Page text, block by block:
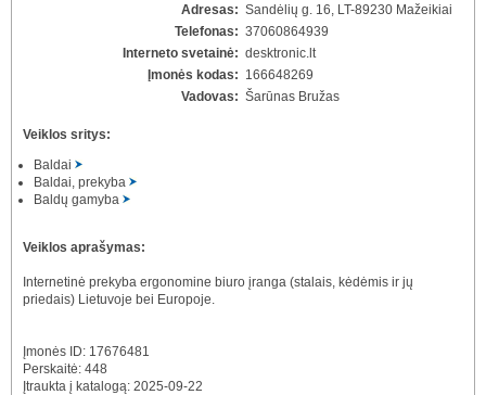
Adresas: Sandėlių g. 16, LT-89230 Mažeikiai
Telefonas: 37060864939
Interneto svetainė: desktronic.lt
Įmonės kodas: 166648269
Vadovas: Šarūnas Bružas
Veiklos sritys:
Baldai
Baldai, prekyba
Baldų gamyba
Veiklos aprašymas:
Internetinė prekyba ergonomine biuro įranga (stalais, kėdėmis ir jų
priedais) Lietuvoje bei Europoje.
Įmonės ID: 17676481
Perskaitė: 448
Įtraukta į katalogą: 2025-09-22